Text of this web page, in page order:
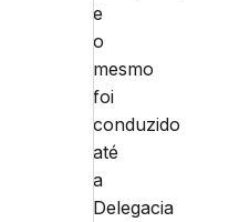
e
o
mesmo
foi
conduzido
até
a
Delegacia